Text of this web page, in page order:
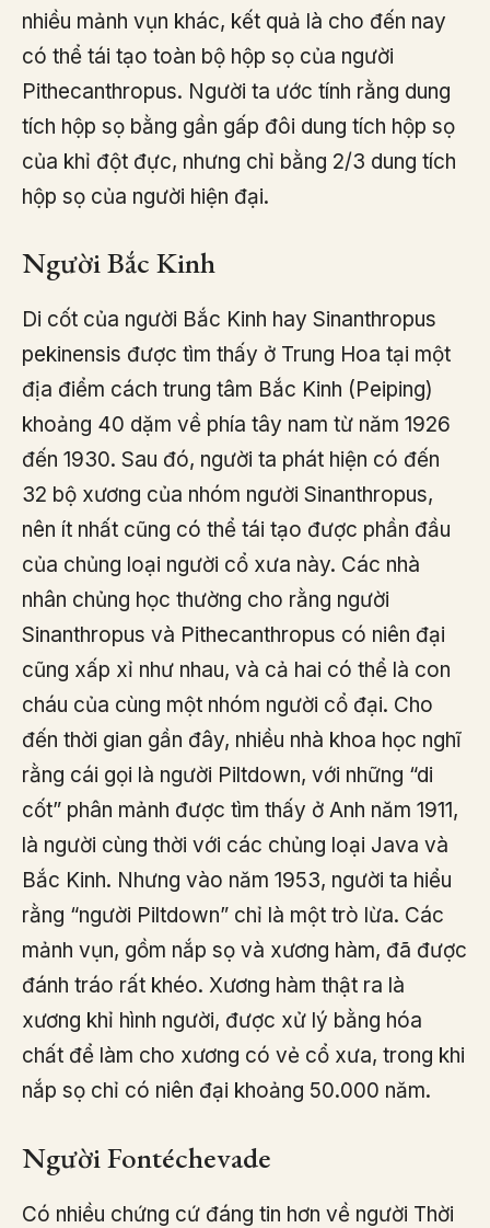
nhiều mảnh vụn khác, kết quả là cho đến nay
có thể tái tạo toàn bộ hộp sọ của người
Pithecanthropus. Người ta ước tính rằng dung
tích hộp sọ bằng gần gấp đôi dung tích hộp sọ
của khỉ đột đực, nhưng chỉ bằng 2/3 dung tích
hộp sọ của người hiện đại.
Người Bắc Kinh
Di cốt của người Bắc Kinh hay Sinanthropus
pekinensis được tìm thấy ở Trung Hoa tại một
địa điểm cách trung tâm Bắc Kinh (Peiping)
khoảng 40 dặm về phía tây nam từ năm 1926
đến 1930. Sau đó, người ta phát hiện có đến
32 bộ xương của nhóm người Sinanthropus,
nên ít nhất cũng có thể tái tạo được phần đầu
của chủng loại người cổ xưa này. Các nhà
nhân chủng học thường cho rằng người
Sinanthropus và Pithecanthropus có niên đại
cũng xấp xỉ như nhau, và cả hai có thể là con
cháu của cùng một nhóm người cổ đại. Cho
đến thời gian gần đây, nhiều nhà khoa học nghĩ
rằng cái gọi là người Piltdown, với những “di
cốt” phân mảnh được tìm thấy ở Anh năm 1911,
là người cùng thời với các chủng loại Java và
Bắc Kinh. Nhưng vào năm 1953, người ta hiểu
rằng “người Piltdown” chỉ là một trò lừa. Các
mảnh vụn, gồm nắp sọ và xương hàm, đã được
đánh tráo rất khéo. Xương hàm thật ra là
xương khỉ hình người, được xử lý bằng hóa
chất để làm cho xương có vẻ cổ xưa, trong khi
nắp sọ chỉ có niên đại khoảng 50.000 năm.
Người Fontéchevade
Có nhiều chứng cứ đáng tin hơn về người Thời